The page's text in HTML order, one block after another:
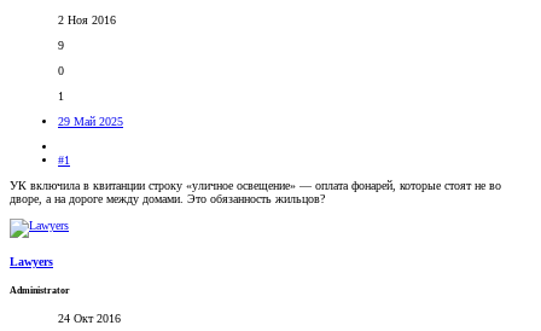
2 Ноя 2016
9
0
1
29 Май 2025
#1
УК включила в квитанции строку «уличное освещение» — оплата фонарей, которые стоят не во
дворе, а на дороге между домами. Это обязанность жильцов?
Lawyers
Administrator
24 Окт 2016